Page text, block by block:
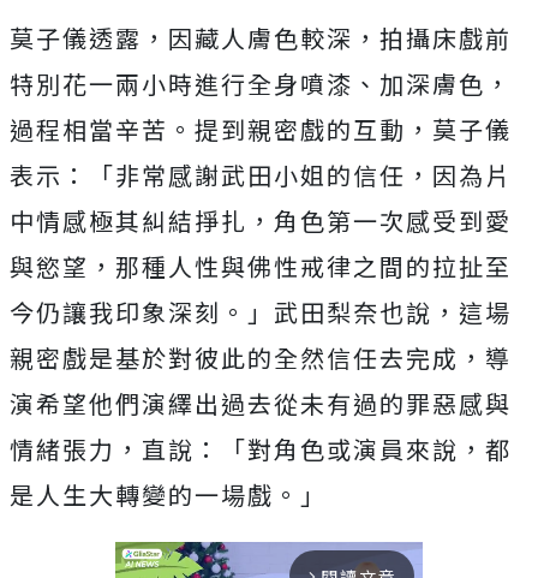
莫子儀透露，因藏人膚色較深， 拍攝床戲前
特別花一兩小時進行全身噴漆、加深膚色，
過程相當辛苦。提到親密戲的互動，莫子儀
表示：「非常感謝武田小姐的信任，因為片
中情感極其糾結掙扎， 角色第一次感受到愛
與慾望， 那種人性與佛性戒律之間的拉扯至
今仍讓我印象深刻。」 武田梨奈也說，這場
親密戲是基於對彼此的全然信任去完成， 導
演希望他們演繹出過去從未有過的罪惡感與
情緒張力，直說：「對角色或演員來說，都
是人生大轉變的一場戲。」